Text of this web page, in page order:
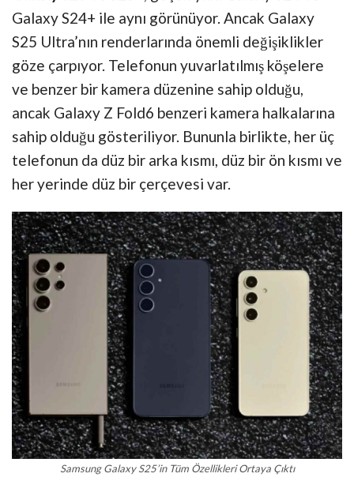
Galaxy S24+ ile aynı görünüyor. Ancak Galaxy
S25 Ultra’nın renderlarında önemli değişiklikler
göze çarpıyor. Telefonun yuvarlatılmış köşelere
ve benzer bir kamera düzenine sahip olduğu,
ancak Galaxy Z Fold6 benzeri kamera halkalarına
sahip olduğu gösteriliyor. Bununla birlikte, her üç
telefonun da düz bir arka kısmı, düz bir ön kısmı ve
her yerinde düz bir çerçevesi var.
Samsung Galaxy S25’in Tüm Özellikleri Ortaya Çıktı